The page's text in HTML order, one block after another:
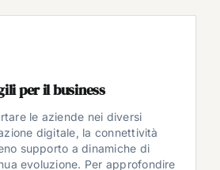
per il business
le aziende nei diversi
digitale, la connettività
supporto a dinamiche di
evoluzione. Per approfondire